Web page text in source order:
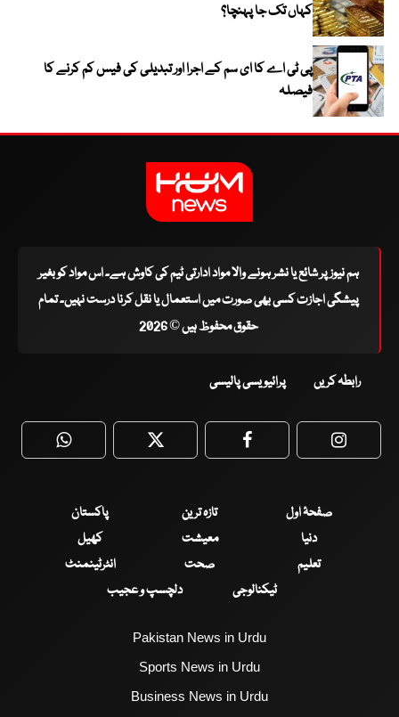
کہاں تک جا پہنچا؟
پی ٹی اے کا ای سم کے اجرا اور تبدیلی کی فیس کم کرنے کا
فیصلہ
ہم نیوز پر شائع یا نشر ہونے والا مواد ادارتی ٹیم کی کاوش ہے۔ اس مواد کو بغیر
پیشگی اجازت کسی بھی صورت میں استعمال یا نقل کرنا درست نہیں۔ تمام
حقوق محفوظ ہیں © 2026
رابطہ کریں پرائیویسی پالیسی
WhatsApp Twitter Facebook
صفحۂ اول تازہ ترین
پاکستان
دنیا
معیشت
کھیل
تعلیم
صحت
انٹرٹینمنٹ
ٹیکنالوجی
دلچسپ و عجیب
Pakistan News in Urdu
Sports News in Urdu
Business News in Urdu